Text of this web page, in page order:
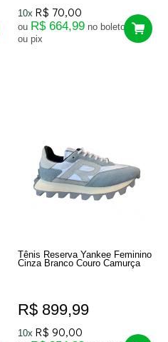
10x R$ 70,00
ou R$ 664,99 no boleto
ou pix
Tênis Reserva Yankee Feminino
Cinza Branco Couro Camurça
R$ 899,99
10x R$ 90,00